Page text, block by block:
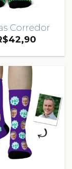
Corredor
42,90